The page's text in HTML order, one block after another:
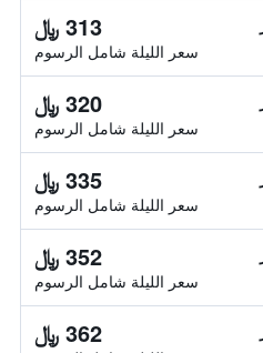
313 ﷼
سعر الليلة شامل الرسوم
320 ﷼
سعر الليلة شامل الرسوم
335 ﷼
سعر الليلة شامل الرسوم
352 ﷼
سعر الليلة شامل الرسوم
362 ﷼